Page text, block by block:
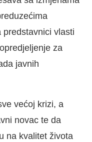
predstavnici vlasti
za
javnih
većoj krizi, a
novac te da
na kvalitet života